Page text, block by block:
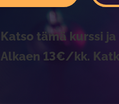
Katso tämä kurssi
Alkaen 13€/kk.